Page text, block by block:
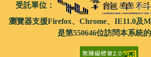
受託單位：
瀏覽器支援Firefox、Chrome、IE11.0及
是第550646位訪問本系統